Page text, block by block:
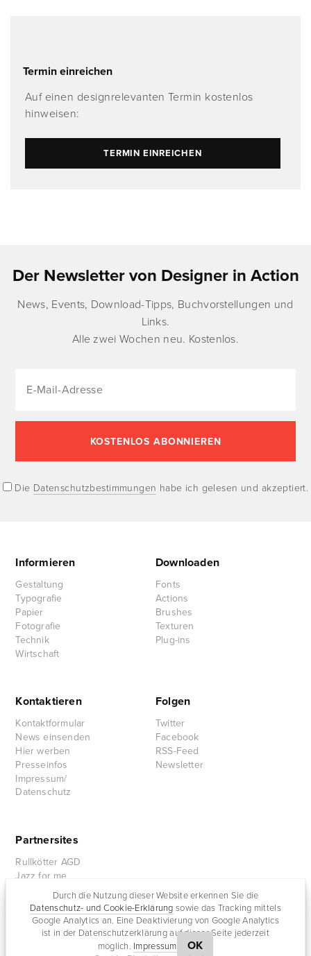
Durch die Nutzung dieser Website erkennen Sie die
Datenschutz- und Cookie-Erklärung sowie das Tracking mittels
Google Analytics an. Eine Deaktivierung von Google Analytics
ist in der Datenschutzerklärung auf dieser Seite jederzeit
möglich. Impressum OK
Termin einreichen
Auf einen designrelevanten Termin kostenlos
hinweisen:
TERMIN EINREICHEN
Der Newsletter von Designer in Action
News, Events, Download-Tipps, Buchvorstellungen und
Links.
Alle zwei Wochen neu. Kostenlos.
Die Datenschutzbestimmungen habe ich gelesen und akzeptiert.
Informieren
Gestaltung
Typografie
Papier
Fotografie
Technik
Wirtschaft
Downloaden
Fonts
Actions
Brushes
Texturen
Plug-ins
Kontaktieren
Kontaktformular
News einsenden
Hier werben
Presseinfos
Impressum/
Datenschutz
Folgen
Twitter
Facebook
RSS-Feed
Newsletter
Partnersites
Rullkötter AGD
Jazz for me